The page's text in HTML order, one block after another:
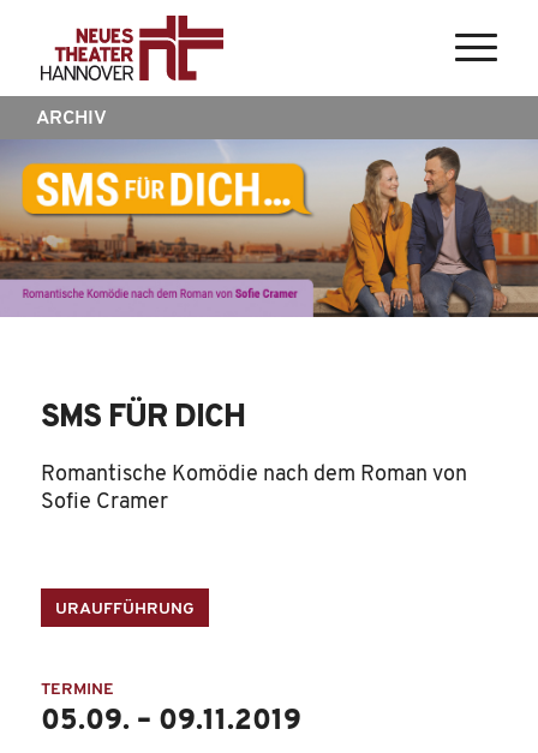
ARCHIV
SMS FÜR DICH
Romantische Komödie nach dem Roman von
Sofie Cramer
URAUFFÜHRUNG
TERMINE
05.09. – 09.11.2019